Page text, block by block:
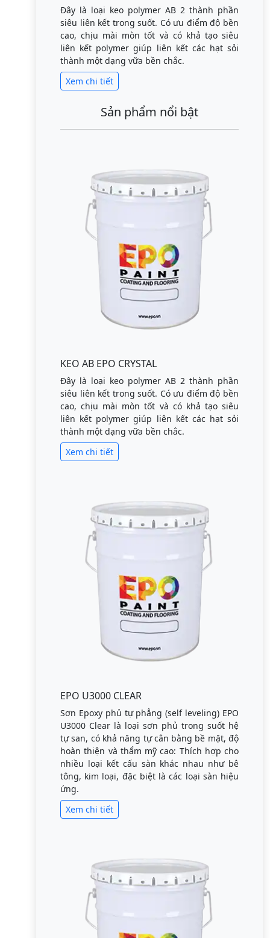
Đây là loại keo polymer AB 2 thành phần
siêu liên kết trong suốt. Có ưu điểm độ bền
cao, chịu mài mòn tốt và có khả tạo siêu
liên kết polymer giúp liên kết các hạt sỏi
thành một dạng vữa bền chắc.
Xem chi tiết
Sản phẩm nổi bật
KEO AB EPO CRYSTAL
Đây là loại keo polymer AB 2 thành phần
siêu liên kết trong suốt. Có ưu điểm độ bền
cao, chịu mài mòn tốt và có khả tạo siêu
liên kết polymer giúp liên kết các hạt sỏi
thành một dạng vữa bền chắc.
Xem chi tiết
EPO U3000 CLEAR
Sơn Epoxy phủ tự phẳng (self leveling) EPO
U3000 Clear là loại sơn phủ trong suốt hệ
tự san, có khả năng tự cân bằng bề mặt, độ
hoàn thiện và thẩm mỹ cao: Thích hợp cho
nhiều loại kết cấu sàn khác nhau như bê
tông, kim loại, đặc biệt là các loại sàn hiệu
ứng.
Xem chi tiết